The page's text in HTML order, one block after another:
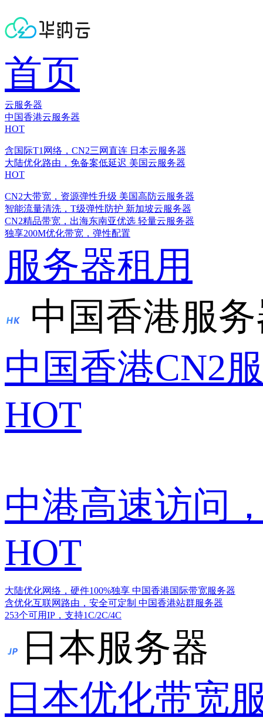
首页
云服务器
中国香港云服务器
HOT
含国际T1网络，CN2三网直连 日本云服务器
大陆优化路由，免备案低延迟 美国云服务器
HOT
CN2大带宽，资源弹性升级 美国高防云服务器
智能流量清洗，T级弹性防护 新加坡云服务器
CN2精品带宽，出海东南亚优选 轻量云服务器
独享200M优化带宽，弹性配置
服务器租用
中国香港服
中国香港CN2
HOT
中港高速访问
HOT
大陆优化网络，硬件100%独享 中国香港国际带宽服务器
含优化互联网路由，安全可定制 中国香港站群服务器
253个可用IP，支持1C/2C/4C
日本服务器
日本优化带宽